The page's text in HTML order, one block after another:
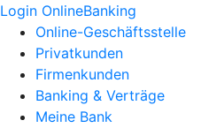
Login OnlineBanking
Online-Geschäftsstelle
Privatkunden
Firmenkunden
Banking & Verträge
Meine Bank